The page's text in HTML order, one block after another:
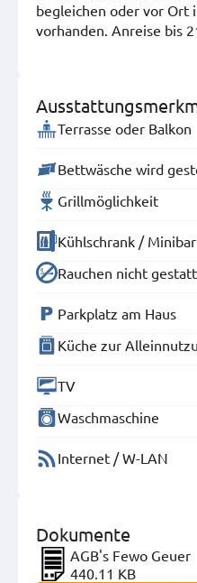
begleichen oder vor Ort
vorhanden. Anreise bis
Terrasse oder Balkon
Bettwäsche wird
Grillmöglichkeit
Kühlschrank / Minibar
Rauchen nicht
Parkplatz am Haus
Küche zur
TV
Waschmaschine
Internet / W-LAN
Dokumente
AGB's Fewo Geuer
440.11 KB